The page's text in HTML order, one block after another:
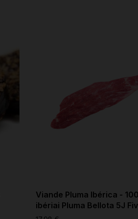
Viande Pluma Ibérica -
ibériai Pluma Bellota 5J